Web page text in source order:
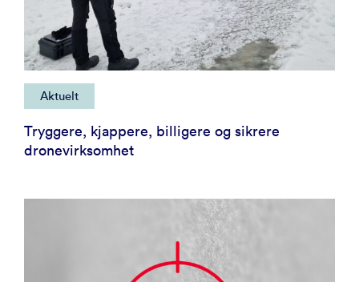
Aktuelt
Tryggere, kjappere, billigere og sikrere
dronevirksomhet